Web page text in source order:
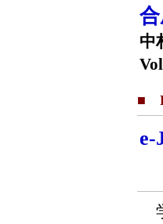
中
■
e-